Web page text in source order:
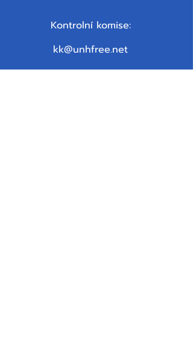
Kontrolní komise:
kk@unhfree.net